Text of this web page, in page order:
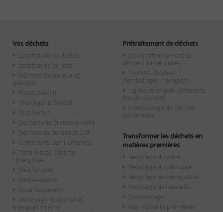
Vos déchets
Location de poubelles
Location de bennes
Déchets dangereux et
spéciaux
Plastic Switch
The Organic Switch
PDD Switch
Déchetterie professionnelle
Déchets de bureau et DIB-
Contenants semi-enterrés
Total Waste Care for
Enterprises
Destructions
Déblaiements
Assainissements
Nettoyage industriel et
transport citerne
Prétraitement de déchets
Déconditionnement de
déchets alimentaires
Tri PMC - Déchets
d’emballages ménagers
Lignes de tri pour différents
flux de déchets
Compactage de déchets
volumineux
Transformer les déchets en
matières premières
Recyclage du verre
Recyclage du plastique
Recyclage des moquettes
Recyclage des matelas
Compostage
Nos matières premières